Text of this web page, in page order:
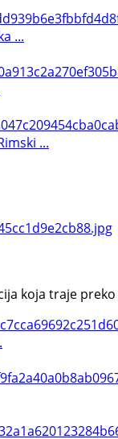
...
...
koja traje